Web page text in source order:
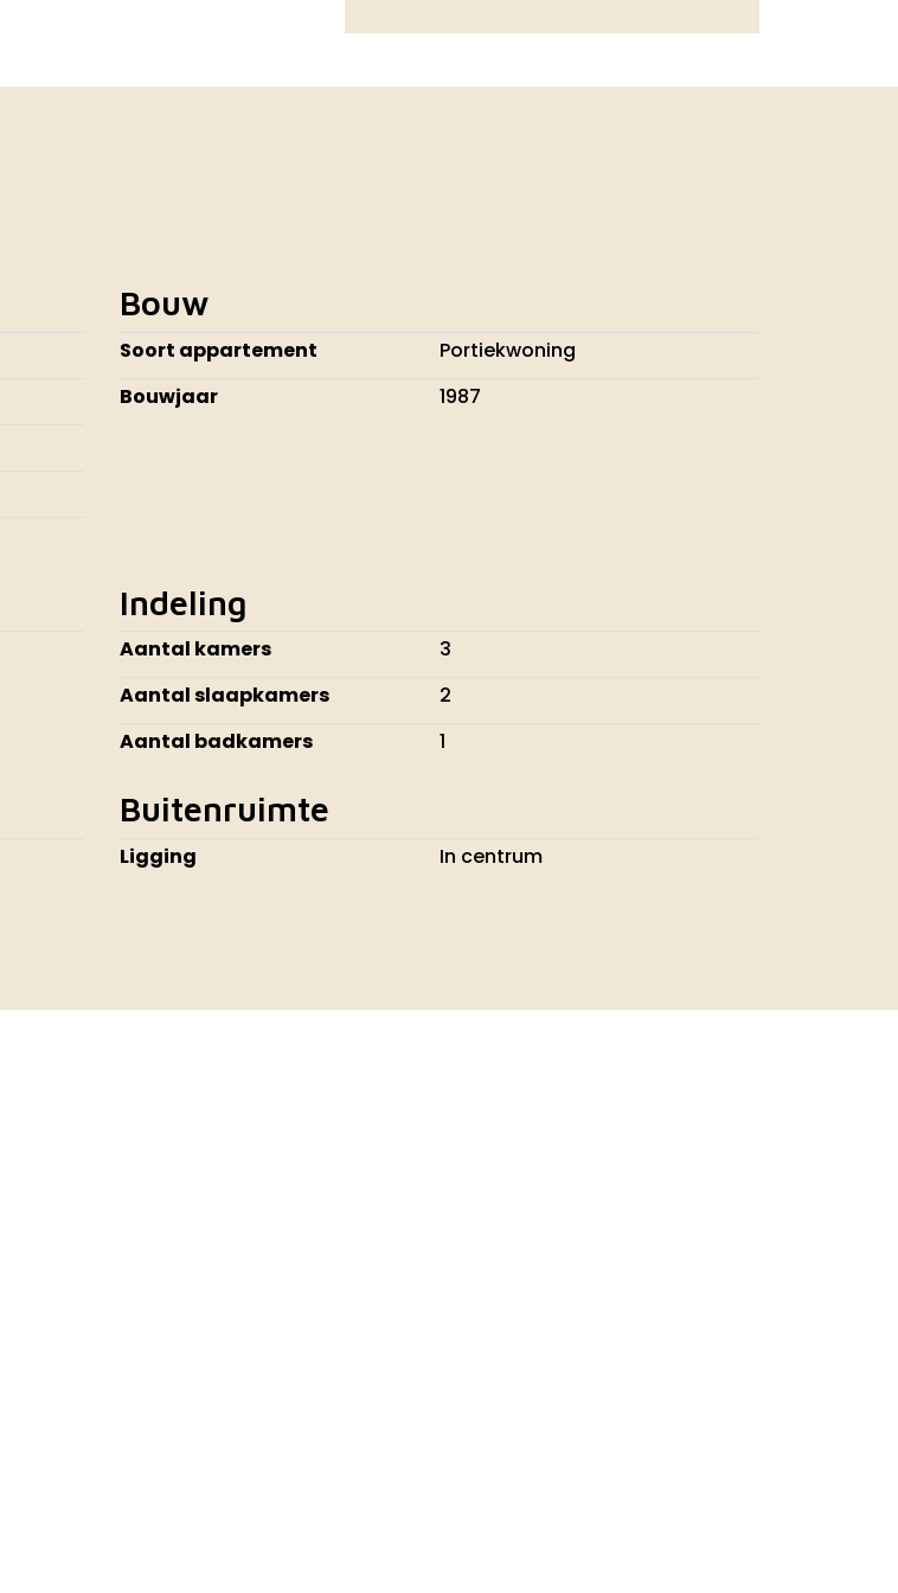
Bouw
Soort appartement
Portiekwoning
Bouwjaar
1987
Indeling
Aantal kamers
3
Aantal slaapkamers
2
Aantal badkamers
1
Buitenruimte
Ligging In centrum